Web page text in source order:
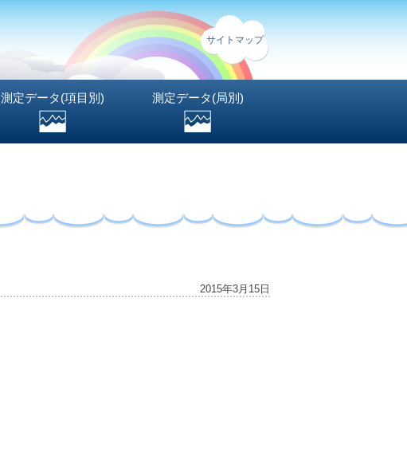
サイトマップ
測定データ(項目別) 測定データ(局別)
2015年3月15日